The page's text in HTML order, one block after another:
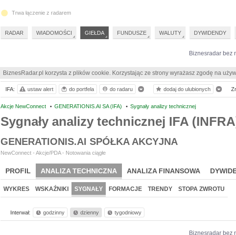
Biznesradar bez
BiznesRadar.pl korzysta z plików cookie. Korzystając ze strony wyrażasz zgodę na
Akcje NewConnect • GENERATIONIS.AI SA (IFA) • Sygnały analizy technicznej
Sygnały analizy technicznej IFA
GENERATIONIS.AI SPÓŁKA AKCYJNA
NewConnect - Akcje/PDA - Notowania ciągłe
PROFIL ANALIZA TECHNICZNA ANALIZA FINANSOWA
WYKRES WSKAŹNIKI SYGNAŁY FORMACJE TRENDY STOPA ZWROTU
Interwał: godzinny dzienny tygodniowy
Biznesradar bez
IFA: ustaw alert do portfela do radaru dodaj do ulubionych
3
Trwa łączenie z radarem
RADAR WIADOMOŚCI GIEŁDA FUNDUSZE WALUTY DYWIDENDY